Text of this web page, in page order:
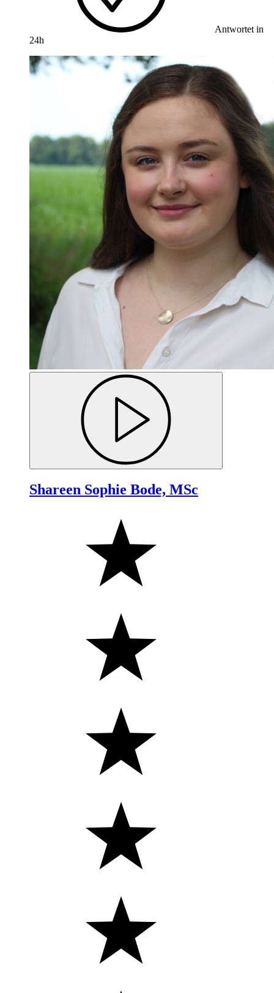
Antwortet in
24h
Shareen Sophie Bode, MSc